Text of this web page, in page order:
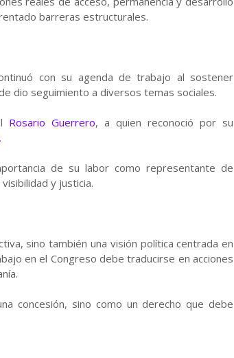
barreras estructurales.
con su agenda de trabajo al sostener
dio seguimiento a diversos temas sociales.
Rosario Guerrero, a quien reconoció por su
.
de su labor como representante de
y justicia.
sino también una visión política centrada en
en el Congreso debe traducirse en acciones
concesión, sino como un derecho que debe